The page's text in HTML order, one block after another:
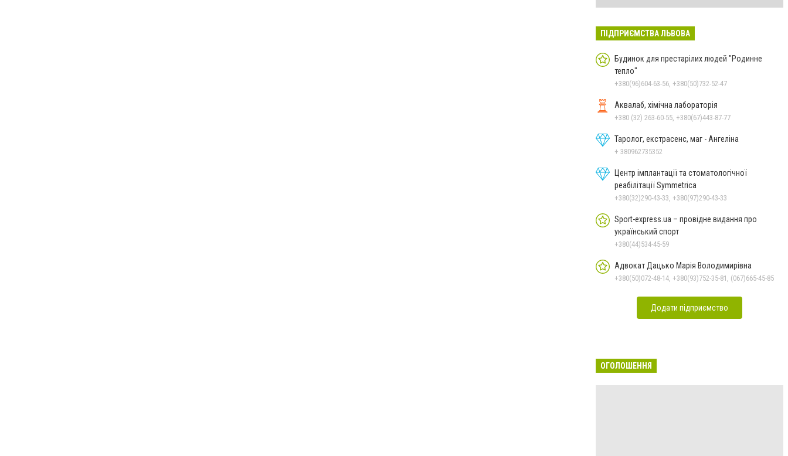
ПІДПРИЄМСТВА ЛЬВОВА
Будинок для престарілих людей "Родинне
тепло"
+380(96)604-63-56, +380(50)732-52-47
Аквалаб, хімічна лабораторія
+380 (32) 263-60-55, +380(67)443-87-77
Таролог, екстрасенс, маг - Ангеліна
+ 380962735352
Центр імплантації та стоматологічної
реабілітації Symmetrica
+380(32)290-43-33, +380(97)290-43-33
Sport-express.ua – провідне видання про
український спорт
+380(44)534-45-59
Адвокат Дацько Марія Володимирівна
+380(50)072-48-14, +380(93)752-35-81, (067)665-45-85
Додати підприємство
ОГОЛОШЕННЯ